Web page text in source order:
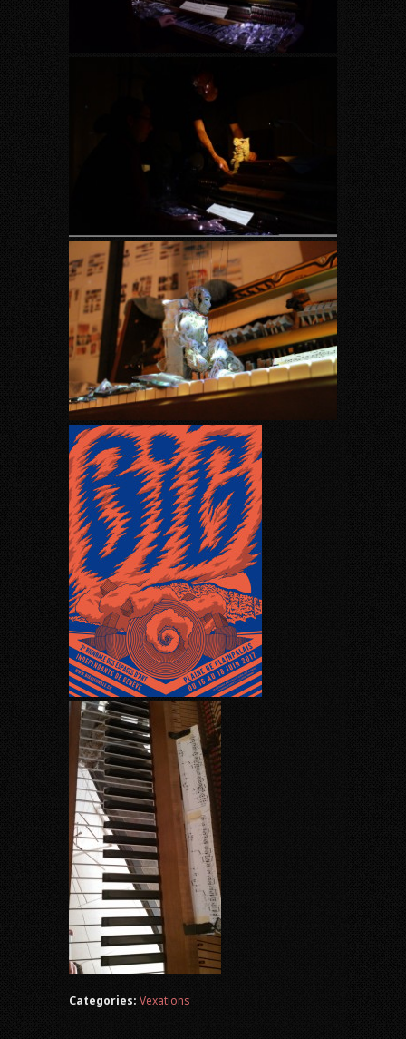
Categories: Vexations